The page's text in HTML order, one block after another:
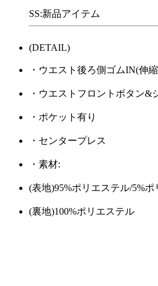
SS:新品アイテム
(DETAIL)
・ウエスト後ろ側ゴムIN(伸
・ウエストフロントボタン&
・ポケット有り
・センタープレス
・素材:
(表地)95%ポリエステル/5%ポ
(裏地)100%ポリエステル